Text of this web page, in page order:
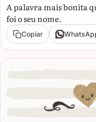
A palavra mais bonita
foi o seu nome.
Copiar